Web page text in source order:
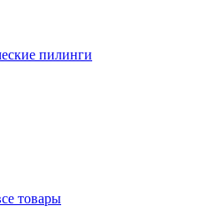
пилинги
товары